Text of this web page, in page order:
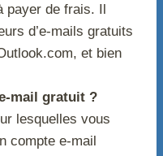
payer de frais. Il
d’e-mails gratuits
et bien
mail gratuit ?
lesquelles vous
compte e-mail